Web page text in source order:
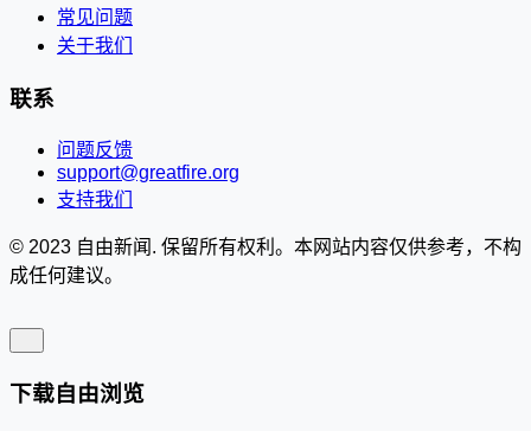
常见问题
关于我们
联系
问题反馈
support@greatfire.org
支持我们
© 2023 自由新闻. 保留所有权利。本网站内容仅供参考，不构
成任何建议。
下载自由浏览